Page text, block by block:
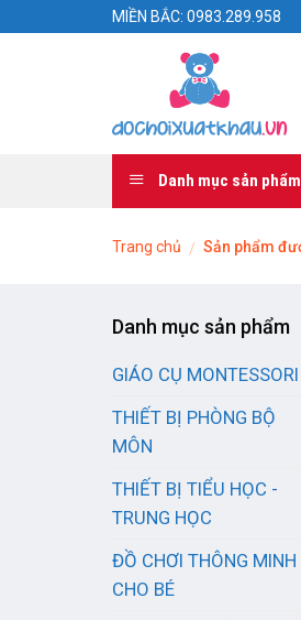
MIỀN BẮC: 0983.289.958
Danh mục sản phẩm
Trang chủ / Sản phẩm
Danh mục sản phẩm
GIÁO CỤ MONTESSORI
THIẾT BỊ PHÒNG BỘ
MÔN
THIẾT BỊ TIỂU HỌC -
TRUNG HỌC
ĐỒ CHƠI THÔNG MINH
CHO BÉ